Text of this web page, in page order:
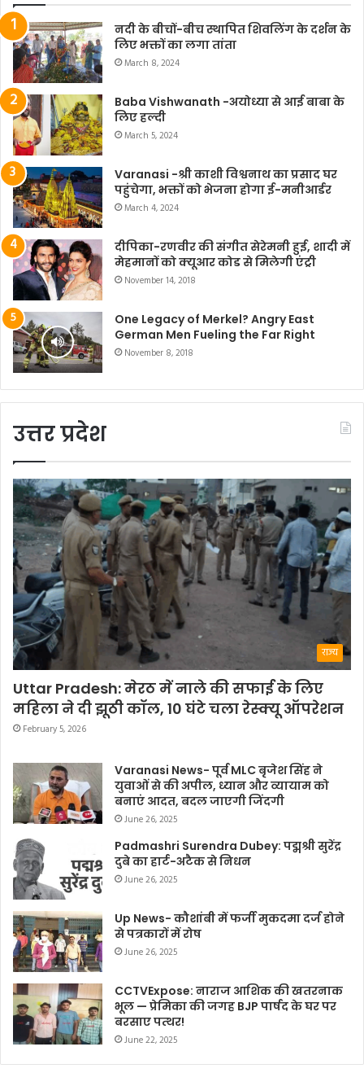
नदी के बीचों-बीच स्थापित शिवलिंग के दर्शन के
लिए भक्तों का लगा तांता
March 8, 2024
Baba Vishwanath -अयोध्या से आई बाबा के
लिए हल्दी
March 5, 2024
Varanasi -श्री काशी विश्वनाथ का प्रसाद घर
पहुंचेगा, भक्तों को भेजना होगा ई-मनीआर्डर
March 4, 2024
दीपिका-रणवीर की संगीत सेरेमनी हुई, शादी में
मेहमानों को क्यूआर कोड से मिलेगी एंट्री
November 14, 2018
One Legacy of Merkel? Angry East
German Men Fueling the Far Right
November 8, 2018
उत्तर प्रदेश
राज्य
Uttar Pradesh: मेरठ में नाले की सफाई के लिए
महिला ने दी झूठी कॉल, 10 घंटे चला रेस्क्यू ऑपरेशन
February 5, 2026
Varanasi News- पूर्व MLC बृजेश सिंह ने
युवाओं से की अपील, ध्यान और व्यायाम को
बनाएं आदत, बदल जाएगी जिंदगी
June 26, 2025
Padmashri Surendra Dubey: पद्मश्री सुरेंद्र
दुबे का हार्ट-अटैक से निधन
June 26, 2025
Up News- कौशांबी में फर्जी मुकदमा दर्ज होने
से पत्रकारों में रोष
June 26, 2025
CCTVExpose: नाराज आशिक की खतरनाक
भूल — प्रेमिका की जगह BJP पार्षद के घर पर
बरसाए पत्थर!
June 22, 2025